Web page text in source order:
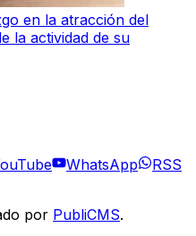
en la atracción del
la actividad de su
WhatsApp RSS
por PubliCMS.